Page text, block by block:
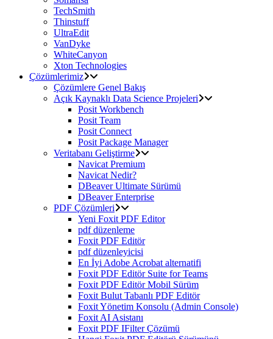
TechSmith
Thinstuff
UltraEdit
VanDyke
WhiteCanyon
Xton Technologies
Çözümlerimiz
Çözümlere Genel Bakış
Açık Kaynaklı Data Science Projeleri
Posit Workbench
Posit Team
Posit Connect
Posit Package Manager
Veritabanı Geliştirme
Navicat Premium
Navicat Nedir?
DBeaver Ultimate Sürümü
DBeaver Enterprise
PDF Çözümleri
Yeni Foxit PDF Editor
pdf düzenleme
Foxit PDF Editör
pdf düzenleyicisi
En İyi Adobe Acrobat alternatifi
Foxit PDF Editör Suite for Teams
Foxit PDF Editör Mobil Sürüm
Foxit Bulut Tabanlı PDF Editör
Foxit Yönetim Konsolu (Admin Console)
Foxit AI Asistanı
Foxit PDF IFilter Çözümü